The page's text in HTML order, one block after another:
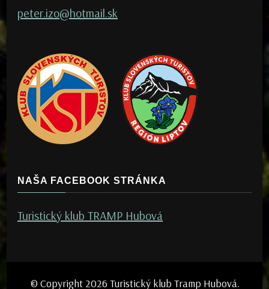
peter.izo@hotmail.sk
NAŠA FACEBOOK STRÁNKA
Turistický klub TRAMP Hubová
© Copyright 2026 Turistický klub Tramp Hubová.